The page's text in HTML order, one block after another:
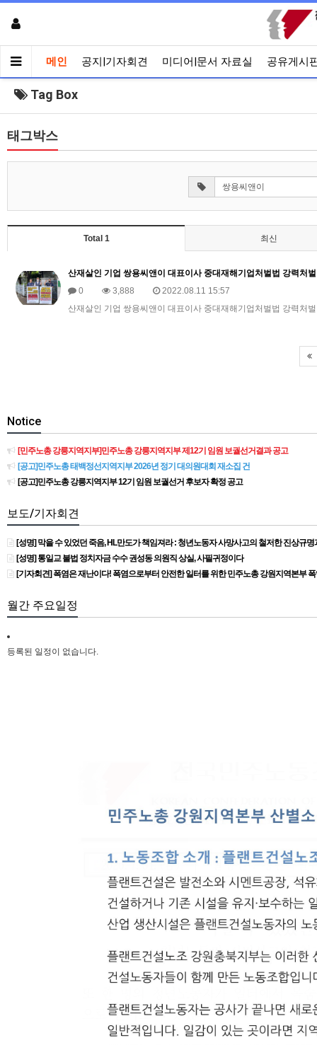
메인 공지|기자회견 미디어|문서 자료실 공유게시
Tag Box
태그박스
Total 1 최신
산재살인 기업 쌍용씨앤이 대표이사 중대재해기업처벌법 강력처
0
3,888
2022.08.11 15:57
산재살인 기업 쌍용씨앤이 대표이사 중대재해기업처벌법 강력
Notice
[민주노총 강릉지역지부]민주노총 강릉지역지부 제12기 임원 보궐선거결과 공고
[공고]민주노총 태백정선지역지부 2026년 정기 대의원대회 재소집 건
[공고]민주노총 강릉지역지부 12기 임원 보궐선거 후보자 확정 공고
보도/기자회견
[성명] 막을 수 있었던 죽음, HL만도가 책임져라 : 청년노동자 사망사고의 철저한 진상규
[성명] 통일교 불법 정치자금 수수 권성동 의원직 상실, 사필귀정이다
[기자회견] 폭염은 재난이다! 폭염으로부터 안전한 일터를 위한 민주노총 강원지역본부
월간 주요일정
등록된 일정이 없습니다.